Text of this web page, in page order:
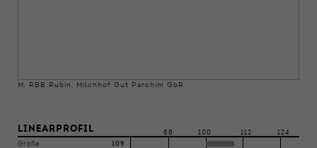
M: RBB Rubin, Milchhof Gut Parchim GbR
LINEARPROFIL 88 100 112
124
Größe
109